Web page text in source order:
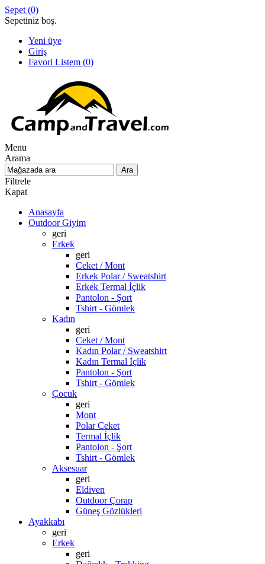
Sepet (0)
Sepetiniz boş.
Yeni üye
Giriş
Favori Listem (0)
Menu
Arama
Filtrele
Kapat
Anasayfa
Outdoor Giyim
geri
Erkek
geri
Ceket / Mont
Erkek Polar / Sweatshirt
Erkek Termal İçlik
Pantolon - Şort
Tshirt - Gömlek
Kadın
geri
Ceket / Mont
Kadın Polar / Sweatshirt
Kadın Termal İçlik
Pantolon - Şort
Tshirt - Gömlek
Çocuk
geri
Mont
Polar Ceket
Termal İçlik
Pantolon - Şort
Tshirt - Gömlek
Aksesuar
geri
Eldiven
Outdoor Çorap
Güneş Gözlükleri
Ayakkabı
geri
Erkek
geri